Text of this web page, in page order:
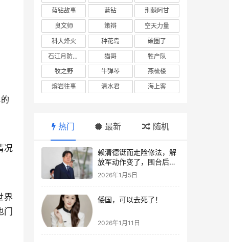
况
界
门
蓝钻故事
蓝钻
荆棘阿甘
良文师
策辩
空天力量
科大烽火
种花岛
破圈了
石江月防务观察
猫哥
牲产队
牧之野
牛弹琴
燕梳楼
熔岩往事
清水君 海上客
热门 最新 随机
赖清德铤而走险修法，解
放军动作变了，围台后的
“真正杀招”曝光
2026年1月5日
倭国，可以去死了！
2026年1月11日